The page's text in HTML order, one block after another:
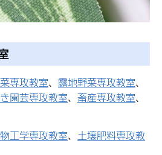
専攻教室、 露地野菜専攻教室、
園芸専攻教室、 畜産専攻教室、
工学専攻教室、 土壌肥料専攻教